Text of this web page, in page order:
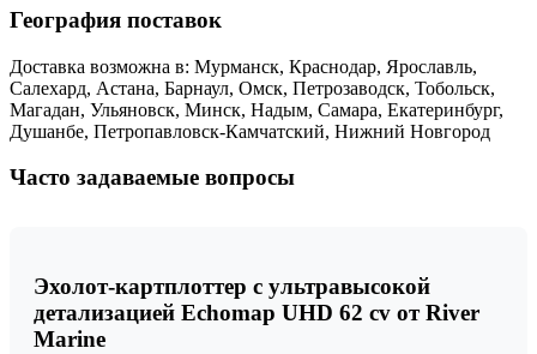
География поставок
Доставка возможна в: Мурманск, Краснодар, Ярославль,
Салехард, Астана, Барнаул, Омск, Петрозаводск, Тобольск,
Магадан, Ульяновск, Минск, Надым, Самара, Екатеринбург,
Душанбе, Петропавловск-Камчатский, Нижний Новгород
Часто задаваемые вопросы
Эхолот-картплоттер с ультравысокой
детализацией Echomap UHD 62 cv от River
Marine